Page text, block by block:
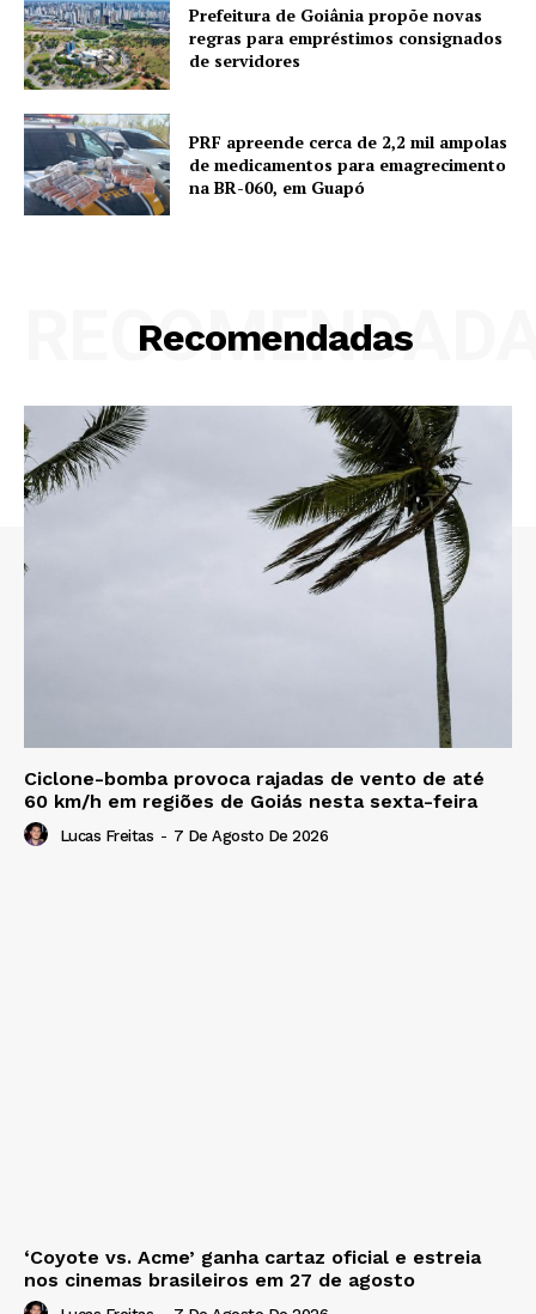
Prefeitura de Goiânia propõe novas
regras para empréstimos consignados
de servidores
PRF apreende cerca de 2,2 mil ampolas
de medicamentos para emagrecimento
na BR-060, em Guapó
Recomendadas
Ciclone-bomba provoca rajadas de vento de até
60 km/h em regiões de Goiás nesta sexta-feira
Lucas Freitas - 7 De Agosto De 2026
‘Coyote vs. Acme’ ganha cartaz oficial e estreia
nos cinemas brasileiros em 27 de agosto